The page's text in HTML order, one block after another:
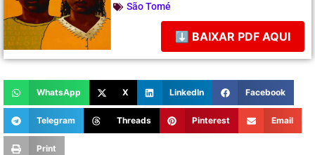
São Tomé
⬇ BAIXAR PDF AQUI
WhatsApp X LinkedIn Facebook
Telegram Threads Pinterest Email
Print